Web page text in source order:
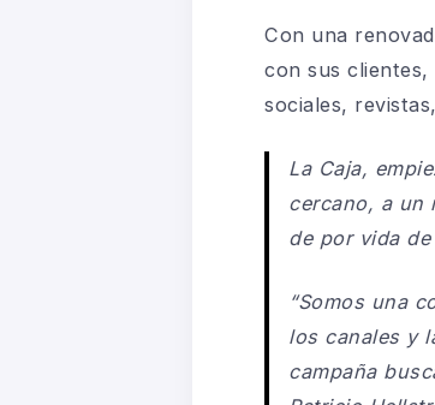
Con una
con sus
sociales,
La Caja,
cercano, a un
de por vida
“Somos una
los canales y
campaña